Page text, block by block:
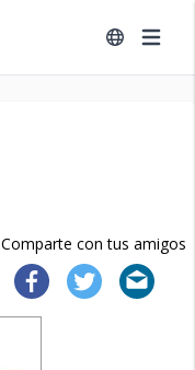
Comparte con tus amigos